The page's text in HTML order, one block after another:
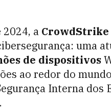
2024, a CrowdStrike
uma
de dispositivos
ao redor do
Interna dos